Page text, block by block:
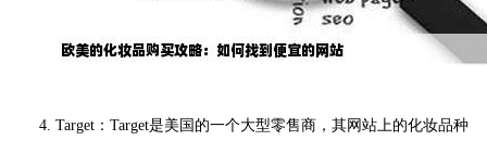
4. Target：Target是美国的一个大型零售商，其网站上的化妆品种